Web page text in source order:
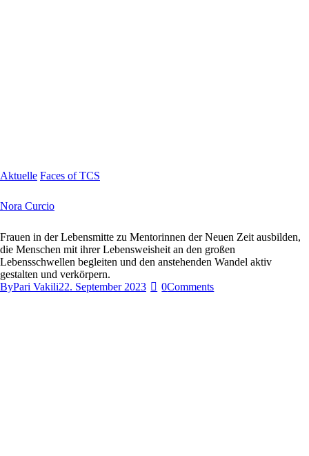
Aktuelle Faces of TCS
Nora Curcio
Frauen in der Lebensmitte zu Mentorinnen der Neuen Zeit ausbilden,
die Menschen mit ihrer Lebensweisheit an den großen
Lebensschwellen begleiten und den anstehenden Wandel aktiv
gestalten und verkörpern.
ByPari Vakili22. September 2023 0Comments